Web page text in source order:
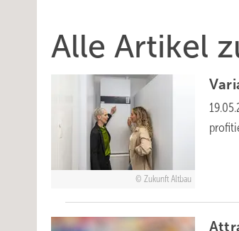
Alle Artikel
Zukunft Altbau